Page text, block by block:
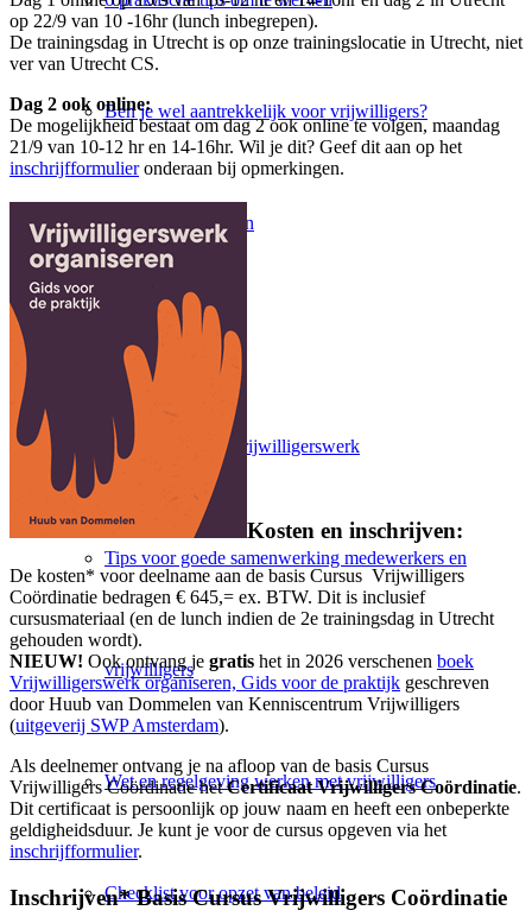
Ben je wel aantrekkelijk voor vrijwilligers?
Veelgestelde vragen
Organiseren van vrijwilligerswerk
Tips voor goede samenwerking medewerkers en
vrijwilligers
Wet en regelgeving werken met vrijwilligers
Checklist voor opzet van beleid
op 22/9 van 10 -16hr (lunch inbegrepen).
De trainingsdag in Utrecht is op onze trainingslocatie in Utrecht, niet
ver van Utrecht CS.
Dag 2 ook online:
De mogelijkheid bestaat om dag 2 ook online te volgen, maandag
21/9 van 10-12 hr en 14-16hr. Wil je dit? Geef dit aan op het
inschrijfformulieronderaan bij opmerkingen.
Kosten en inschrijven:
De kosten* voor deelname aan de basis Cursus Vrijwilligers
Coördinatie bedragen € 645,= ex. BTW. Dit is inclusief
cursusmateriaal (en de lunch indien de 2e trainingsdag in Utrecht
gehouden wordt).
NIEUW! Ook ontvang je gratis het in 2026 verschenen boek
Vrijwilligerswerk organiseren, Gids voor de praktijk geschreven
door Huub van Dommelen van Kenniscentrum Vrijwilligers
(uitgeverij SWP Amsterdam).
Als deelnemer ontvang je na afloop van de basis Cursus
Vrijwilligers Coördinatie hetCertificaat Vrijwilligers Coördinatie.
Dit certificaat is persoonlijk op jouw naam en heeft een onbeperkte
geldigheidsduur. Je kunt je voor de cursus opgeven via het
inschrijfformulier.
Inschrijven* Basis Cursus Vrijwilligers Coördinatie